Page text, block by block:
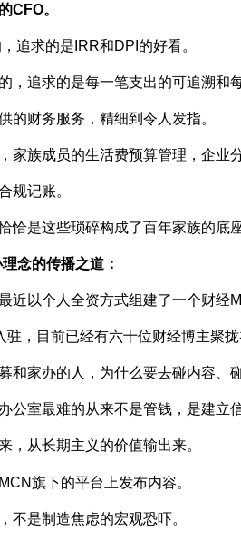
CFO。
追求的是 IRR和DPI 的好看。
，追求的是每一笔支出的可追溯和
的财务服务，精细到令人发指。
家族成员的生活费预算管理，企业
规记账。
恰是这些琐碎构成了百年家族的底
念的传播之道：
近以个人全资方式组建了一个财经
驻，目前已经有六十位财经博主聚
和家办的人，为什么要去碰内容、
公室最难的从来不是管钱，是建立
，从长期主义的价值输出来。
MCN旗下的平台上发布内容。
不是制造焦虑的宏观恐吓。